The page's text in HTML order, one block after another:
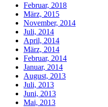
Februar, 2018
März, 2015
November, 2014
Juli, 2014
April, 2014
März, 2014
Februar, 2014
Januar, 2014
August, 2013
Juli, 2013
Juni, 2013
Mai, 2013